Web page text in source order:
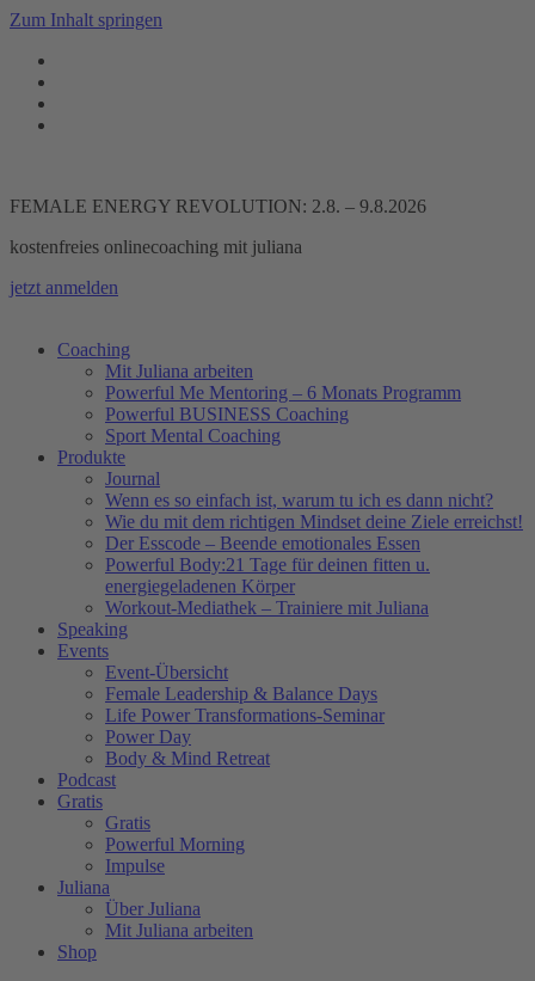
Zum Inhalt springen
FEMALE ENERGY REVOLUTION: 2.8. – 9.8.2026
kostenfreies onlinecoaching mit juliana
jetzt anmelden
Coaching
Mit Juliana arbeiten
Powerful Me Mentoring – 6 Monats Programm
Powerful BUSINESS Coaching
Sport Mental Coaching
Produkte
Journal
Wenn es so einfach ist, warum tu ich es dann nicht?
Wie du mit dem richtigen Mindset deine Ziele erreichst!
Der Esscode – Beende emotionales Essen
Powerful Body:21 Tage für deinen fitten u.
energiegeladenen Körper
Workout-Mediathek – Trainiere mit Juliana
Speaking
Events
Event-Übersicht
Female Leadership & Balance Days
Life Power Transformations-Seminar
Power Day
Body & Mind Retreat
Podcast
Gratis
Gratis
Powerful Morning
Impulse
Juliana
Über Juliana
Mit Juliana arbeiten
Shop